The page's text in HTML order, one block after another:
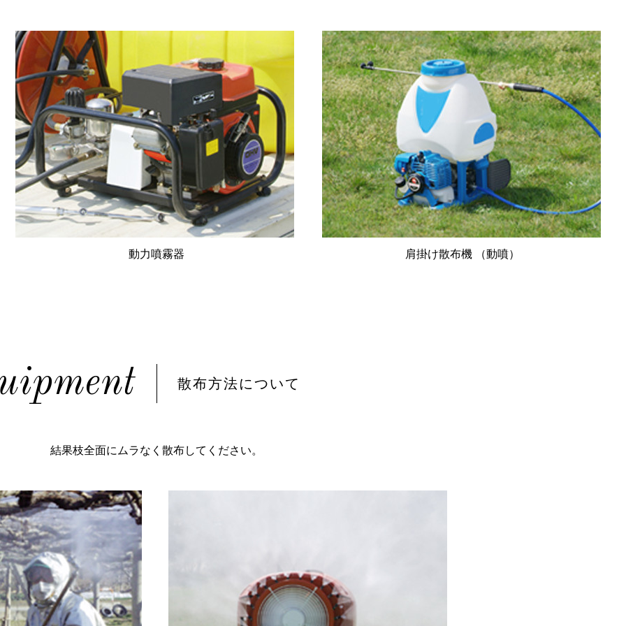
動力噴霧器 肩掛け散布機 （動噴）
散布方法について
結果枝全面にムラなく散布してください。